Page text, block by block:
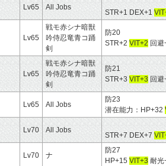
Lv65 All Jobs
STR+1 DEX+1
Lv65
戦モ赤シナ暗獣
吟侍忍竜青コ踊
剣
防20
STR+2 VIT+2 回
Lv65
戦モ赤シナ暗獣
吟侍忍竜青コ踊
剣
防21
STR+3 VIT+3 回
Lv65 All Jobs
防23
潜在能力：HP+32
Lv70 All Jobs
STR+7 DEX+7
Lv70 ナ
防27
HP+15 VIT+3 耐光